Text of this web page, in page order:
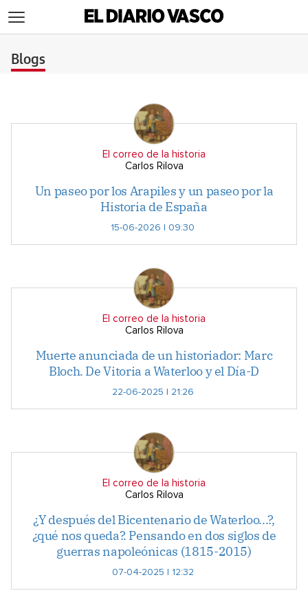
Blogs
El correo de la historia
Carlos Rilova
Un paseo por los Arapiles y un paseo por la
Historia de España
15-06-2026 | 09:30
El correo de la historia
Carlos Rilova
Muerte anunciada de un historiador: Marc
Bloch. De Vitoria a Waterloo y el Día-D
22-06-2025 | 21:26
El correo de la historia
Carlos Rilova
¿Y después del Bicentenario de Waterloo...?,
¿qué nos queda?. Pensando en dos siglos de
guerras napoleónicas (1815-2015)
07-04-2025 | 12:32